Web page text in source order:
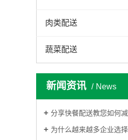
肉类配送
蔬菜配送
新闻资讯 News
分享快餐配送教您如何
为什么越来越多企业选择